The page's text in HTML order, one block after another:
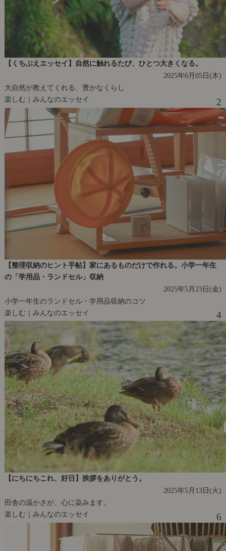
【くちぶえエッセイ】自然に触れるたび、ひとつ大きくなる。
2025年6月05日(木)
大自然が教えてくれる、豊かなくらし
楽しむ｜みんなのエッセイ
2
【整理収納のヒント手帖】家にあるものだけで作れる。小学一年生
の「学用品・ランドセル」収納
2025年5月23日(金)
小学一年生のランドセル・学用品収納のコツ
楽しむ｜みんなのエッセイ
4
【にちにちこれ、好日】挨拶をありがとう。
2025年5月13日(火)
田舎の温かさが、心に染みます。
楽しむ｜みんなのエッセイ
6